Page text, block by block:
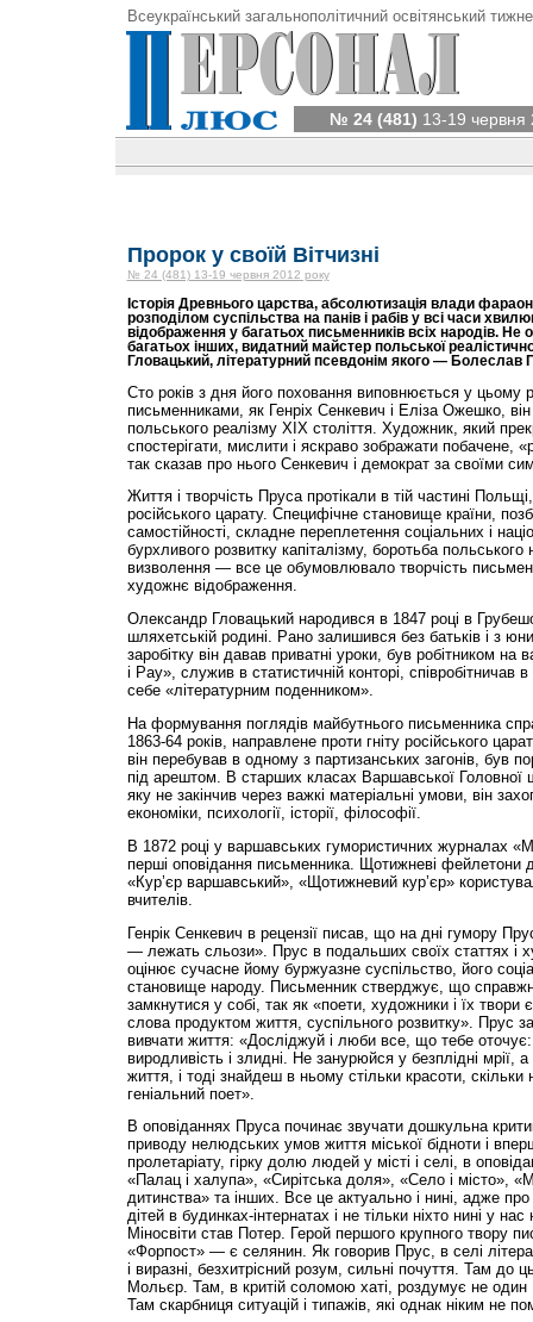
Всеукраїнський загальнополітичний освітянський
№ 24 (481) 13-19 червня
Пророк у своїй Вітчизні
№ 24 (481) 13-19 червня 2012 року
Історія Древнього царства, абсолютизація влади
розподілом суспільства на панів і рабів у всі часи
відображення у багатьох письменників всіх народів. Не
багатьох інших, видатний майстер польської
Гловацький, літературний псевдонім якого — Болеслав
Сто років з дня його поховання виповнюється у цьому
письменниками, як Генріх Сенкевич і Еліза Ожешко,
польського реалізму ХІХ століття. Художник, який
спостерігати, мислити і яскраво зображати побачене,
так сказав про нього Сенкевич і демократ за своїми
Життя і творчість Пруса протікали в тій частині
російського царату. Специфічне становище країни,
самостійності, складне переплетення соціальних і
бурхливого розвитку капіталізму, боротьба
визволення — все це обумовлювало творчість
художнє відображення.
Олександр Гловацький народився в 1847 році в
шляхетській родині. Рано залишився без батьків і з
заробітку він давав приватні уроки, був робітником на
і Рау», служив в статистичній конторі, співробітничав
себе «літературним поденником».
На формування поглядів майбутнього письменника
1863-64 років, направлене проти гніту російського
він перебував в одному з партизанських загонів, був
під арештом. В старших класах Варшавської Головної
яку не закінчив через важкі матеріальні умови, він
економіки, психології, історії, філософії.
В 1872 році у варшавських гумористичних журналах
перші оповідання письменника. Щотижневі фейлетони
«Кур’єр варшавський», «Щотижневий кур’єр»
вчителів.
Генрік Сенкевич в рецензії писав, що на дні гумору
— лежать сльози». Прус в подальших своїх статтях і
оцінює сучасне йому буржуазне суспільство, його
становище народу. Письменник стверджує, що
замкнутися у собі, так як «поети, художники і їх твори
слова продуктом життя, суспільного розвитку». Прус
вивчати життя: «Досліджуй і люби все, що тебе
виродливість і злидні. Не занурюйся у безплідні мрії,
життя, і тоді знайдеш в ньому стільки красоти,
геніальний поет».
В оповіданнях Пруса починає звучати дошкульна
приводу нелюдських умов життя міської бідноти і
пролетаріату, гірку долю людей у місті і селі, в
«Палац і халупа», «Сирітська доля», «Село і місто»,
дитинства» та інших. Все це актуально і нині, адже
дітей в будинках-інтернатах і не тільки ніхто нині у
Міносвіти став Потер. Герой першого крупного твору
«Форпост» — є селянин. Як говорив Прус, в селі
і виразні, безхитрісний розум, сильні почуття. Там до
Мольєр. Там, в критій соломою хаті, роздумує не
Там скарбниця ситуацій і типажів, які однак ніким не